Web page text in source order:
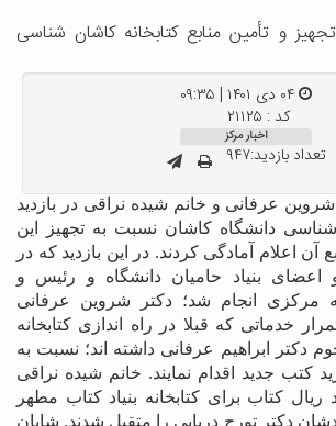
و تأمین منابع کتابخانه کاشان شناسی
کد : ۲۱۱۲۵
اخبار مرکز
تعداد بازدید:۹۴۷
عرفانی و خانم شیده نراقی در بازدید
شناسی دانشگاه کاشان نسبت به تجهیز این
آن اعلام آمادگی کردند. در این بازدید که در
بنیاد حامیان دانشگاه و رئیس و
مرکزی انجام شد؛ دکتر شروین عرفانی
خدماتی که قبلا در راه اندازی کتابخانه
دکتر ابراهیم عرفانی داشته اند؛ نسبت به
کتب جدید اقدام نمایند. خانم شیده نراقی
کتاب برای کتابخانه بنیاد کتاب مطهر
دکتر تورج دریایی را متقبل شدند شایان